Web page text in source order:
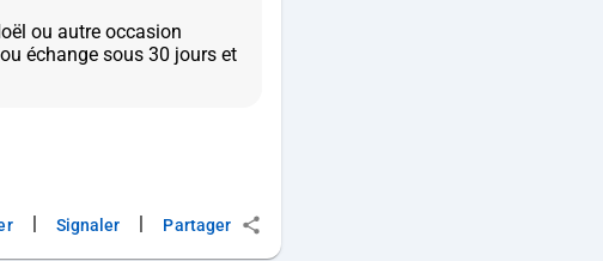
ou autre occasion
échange sous 30 jours et
| Signaler | Partager